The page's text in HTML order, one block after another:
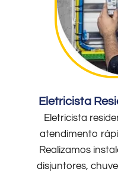
Eletricista
Eletricista
atendimento
Realizamos
disjuntores,